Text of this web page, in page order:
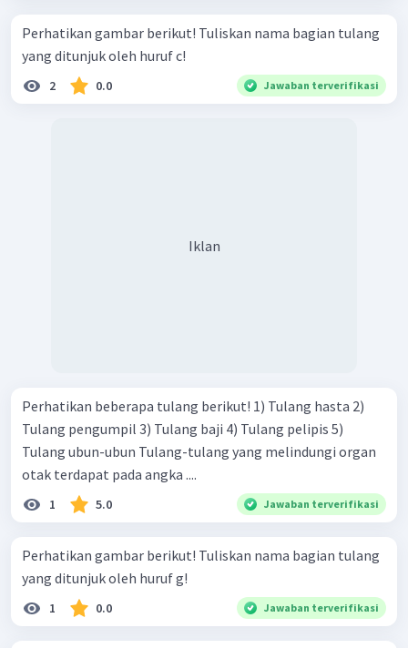
Perhatikan gambar berikut! Tuliskan nama bagian tulang
yang ditunjuk oleh huruf c!
2 0.0 Jawaban terverifikasi
Iklan
Perhatikan beberapa tulang berikut! 1) Tulang hasta 2)
Tulang pengumpil 3) Tulang baji 4) Tulang pelipis 5)
Tulang ubun-ubun Tulang-tulang yang melindungi organ
otak terdapat pada angka ....
1 5.0 Jawaban terverifikasi
Perhatikan gambar berikut! Tuliskan nama bagian tulang
yang ditunjuk oleh huruf g!
1 0.0 Jawaban terverifikasi